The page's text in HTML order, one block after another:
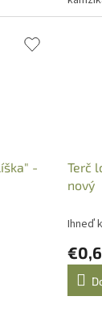
-
Terč
nový
Ihneď